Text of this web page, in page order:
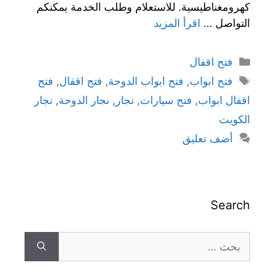
كهرومغناطيسية. للاستعلام وطلب الخدمة يمكنكم
التواصل … اقرأ المزيد
فتح اقفال
فتح ابواب, فتح ابواب الدوحة, فتح اقفال, فتح
اقفال ابواب, فتح سيارات, نجار , نجار الدوحة, نجار
الكويت
أضف تعليق
Search